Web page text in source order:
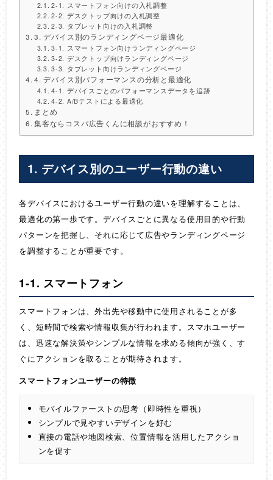
2-1. スマートフォン向けの入札調整
2-2. デスクトップ向けの入札調整
2-3. タブレット向けの入札調整
3. デバイス別のランディングページ最適化
3-1. スマートフォン向けランディングページ
3-2. デスクトップ向けランディングページ
3-3. タブレット向けランディングページ
4. デバイス別パフォーマンスの分析と最適化
4-1. デバイスごとのパフォーマンスデータを追跡
4-2. A/Bテストによる最適化
まとめ
集客ならコスパ広告くんに相談がおすすめ！
1. デバイス別のユーザー行動の違い
各デバイスにおけるユーザー行動の違いを理解することは、
最適化の第一歩です。デバイスごとに異なる使用目的や行動
パターンを把握し、それに応じて広告やランディングページ
を調整することが重要です。
1-1. スマートフォン
スマートフォンは、外出先や移動中に使用されることが多
く、短時間で検索や情報収集が行われます。スマホユーザー
は、迅速な解決策やシンプルな情報を求める傾向が強く、す
ぐにアクションを取ることが期待されます。
スマートフォンユーザーの特徴
モバイルファーストの思考（即時性を重視）
シンプルで見やすいデザインを好む
直接の電話や地図検索、位置情報を活用したアクショ
ンを促す